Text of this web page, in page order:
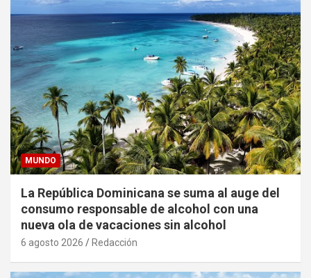
MUNDO
La República Dominicana se suma al auge del
consumo responsable de alcohol con una
nueva ola de vacaciones sin alcohol
6 agosto 2026 Redacción